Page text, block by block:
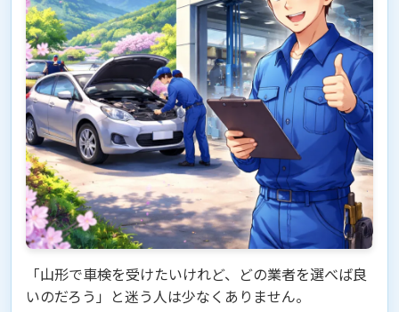
「山形で車検を受けたいけれど、どの業者を選べば良
いのだろう」と迷う人は少なくありません。